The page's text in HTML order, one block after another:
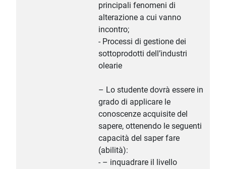
principali fenomeni di
alterazione a cui vanno
incontro;
- Processi di gestione dei
sottoprodotti dell’industri
olearie
– Lo studente dovrà essere in
grado di applicare le
conoscenze acquisite del
sapere, ottenendo le seguenti
capacità del saper fare
(abilità):
- – inquadrare il livello